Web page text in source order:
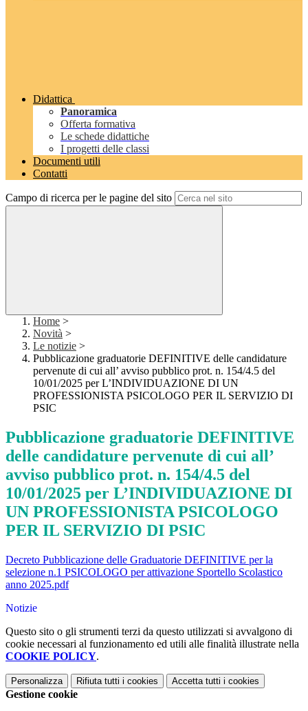
Didattica
Panoramica
Offerta formativa
Le schede didattiche
I progetti delle classi
Documenti utili
Contatti
Campo di ricerca per le pagine del sito
Home >
Novità >
Le notizie >
Pubblicazione graduatorie DEFINITIVE delle candidature
pervenute di cui all’ avviso pubblico prot. n. 154/4.5 del
10/01/2025 per L’INDIVIDUAZIONE DI UN
PROFESSIONISTA PSICOLOGO PER IL SERVIZIO DI
PSIC
Pubblicazione graduatorie DEFINITIVE
delle candidature pervenute di cui all’
avviso pubblico prot. n. 154/4.5 del
10/01/2025 per L’INDIVIDUAZIONE DI
UN PROFESSIONISTA PSICOLOGO
PER IL SERVIZIO DI PSIC
Decreto Pubblicazione delle Graduatorie DEFINITIVE per la
selezione n.1 PSICOLOGO per attivazione Sportello Scolastico
anno 2025.pdf
Notizie
Questo sito o gli strumenti terzi da questo utilizzati si avvalgono di
cookie necessari al funzionamento ed utili alle finalità illustrate nella
COOKIE POLICY.
Personalizza Rifiuta tutti i cookies Accetta tutti i cookies
Gestione cookie